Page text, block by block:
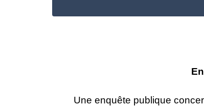
Une enquête publique